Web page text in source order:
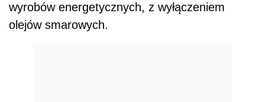
wyrobów energetycznych, z wyłączeniem
olejów smarowych.